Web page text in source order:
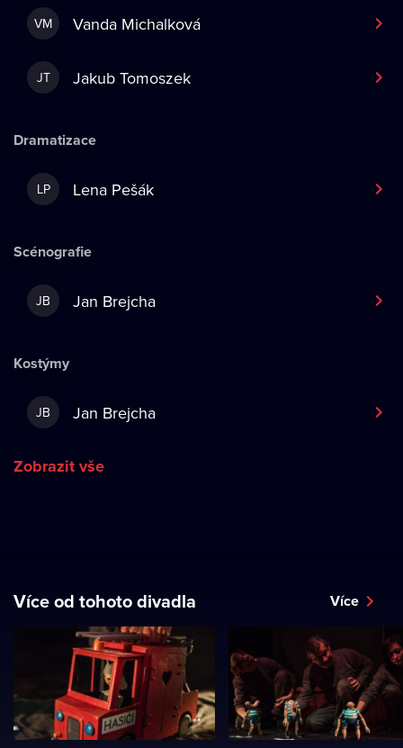
VM Vanda Michalková
JT Jakub Tomoszek
Dramatizace
LP Lena Pešák
Scénografie
JB Jan Brejcha
Kostýmy
JB Jan Brejcha
Zobrazit vše
Více od tohoto divadla Více